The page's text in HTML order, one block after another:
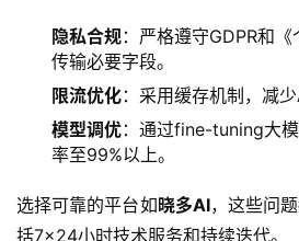
隐私合规：严格遵守GDPR和
传输必要字段。
限流优化：采用缓存机制，减少
模型调优：通过fine-tuning大
率至99%以上。
选择可靠的平台如晓多AI，这些问
括7×24小时技术服务和持续迭代。